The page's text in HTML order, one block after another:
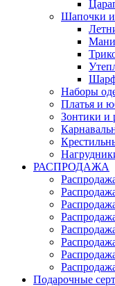
Шапочки и
Наборы
Платья и
Зонтики и
РАСПРОДАЖА
Подарочные